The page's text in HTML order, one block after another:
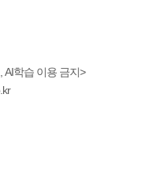
학습 이용 금지>